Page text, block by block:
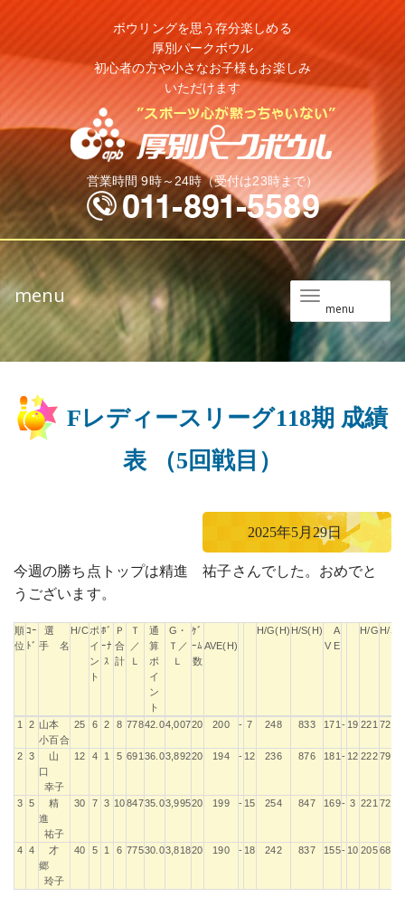
ボウリングを思う存分楽しめる
厚別パークボウル
初心者の方や小さなお子様もお楽しみ
いただけます
営業時間 9時～24時（受付は23時まで）
ニ
ュ
ー
menu
menu
Fレディースリーグ118期 成績
表 （5回戦目）
2025年5月29日
今週の勝ち点トップは精進 祐子さんでした。おめでと
うございます。
順
位
ｺｰ
ﾄﾞ
選
手 名
H/Cポ
イ
ン
ト
ﾎﾞ
ｰﾅ
ｽ
Ｐ
合
計
Ｔ
／
Ｌ
通
算
ポ
イ
ン
ト
G・
Ｔ／
Ｌ
ｹﾞ
ｰﾑ
数
AVE(H)
H/G(H) H/S(H)
A
V E
H/G H/S
順
ｺｰ
選
手 名
H/C
ポ
ン
ﾎﾞ
ｽ
Ｐ
計
Ｔ
Ｌ
通
ポ
ト
G・
Ｌ
ｹﾞ
数
H/G(H) H/S(H)
A
H/G H/S
1 2 山本
小百合
25 6 2 8 77842.04,00720 200 - 7 248 833 171 - 19 221 725
2 3
山
口
幸子
12 4 1 5 691 36.03,89220 194 - 12 236 876 181 - 12 222 796
3 5
精
進
祐子
30 7 3 1084735.03,99520 199 - 15 254 847 169- 3 221 727
4 4
才
郷
玲子
40 5 1 6 77530.03,81820 190 - 18 242 837 155- 10 205 689